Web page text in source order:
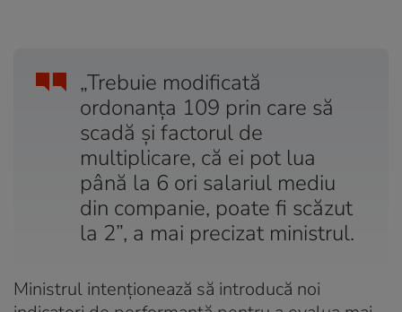
„Trebuie modificată
ordonanța 109 prin care să
scadă și factorul de
multiplicare, că ei pot lua
până la 6 ori salariul mediu
din companie, poate fi scăzut
la 2”, a mai precizat ministrul.
Ministrul intenționează să introducă noi